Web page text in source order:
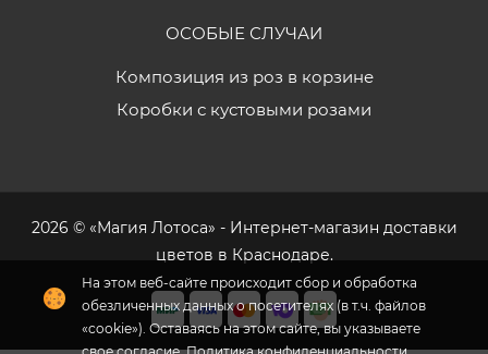
ОСОБЫЕ СЛУЧАИ
Композиция из роз в корзине
Коробки с кустовыми розами
2026 © «Магия Лотоса» - Интернет-магазин доставки
цветов в Краснодаре.